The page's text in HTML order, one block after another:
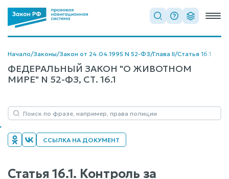
Начало/Законы/Закон от 24.04.1995 N 52-ФЗ/Глава II/Статья 16.1
ФЕДЕРАЛЬНЫЙ ЗАКОН "О ЖИВОТНОМ
МИРЕ" N 52-ФЗ, СТ. 16.1
ССЫЛКА НА ДОКУМЕНТ
Статья 16.1. Контроль за